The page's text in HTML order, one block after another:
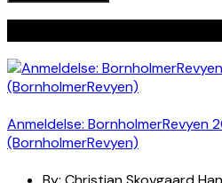
Anmeldelse: BornholmerRevyen
(BornholmerRevyen)